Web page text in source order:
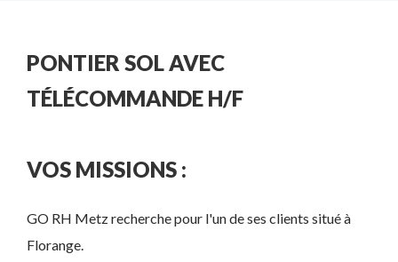
PONTIER SOL AVEC
TÉLÉCOMMANDE H/F
VOS MISSIONS :
GO RH Metz recherche pour l'un de ses clients situé à
Florange.